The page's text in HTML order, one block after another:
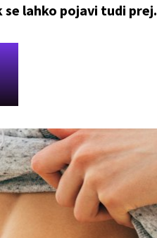
lahko pojavi tudi prej.